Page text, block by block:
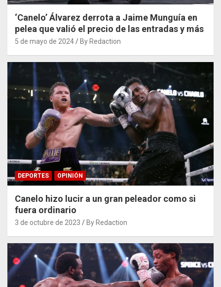
‘Canelo’ Álvarez derrota a Jaime Munguía en
pelea que valió el precio de las entradas y más
5 de mayo de 2024 By Redaction
DEPORTES OPINIÓN
Canelo hizo lucir a un gran peleador como si
fuera ordinario
3 de octubre de 2023 By Redaction